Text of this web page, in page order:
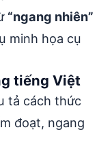
“ngang nhiên”
minh họa cụ
tiếng Việt
tả cách thức
đoạt, ngang